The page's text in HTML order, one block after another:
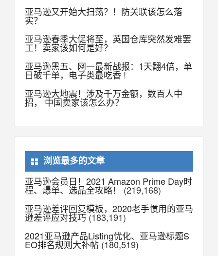
亚马逊又开始大扫荡？！防关联该怎么落
实？
亚马逊春季大促将至，英国仓库突然发难罢
工！卖家该如何是好？
亚马逊黑五、网一最新战报：1天翻4倍，单
日破千单，电子类最吃香 !
亚马逊大地震！涉及千万金额，数百人中
招， 中国卖家该怎么办？
浏览最多的文章
亚马逊会员日！2021 Amazon Prime Day时
程、爆单、选品全攻略！
(219,168)
亚马逊差评回复模板，2020老手惯用的亚马
逊差评应对技巧 (183,191)
2021亚马逊产品Listing优化、亚马逊标题S
EO排名规则大补帖 (180,519)